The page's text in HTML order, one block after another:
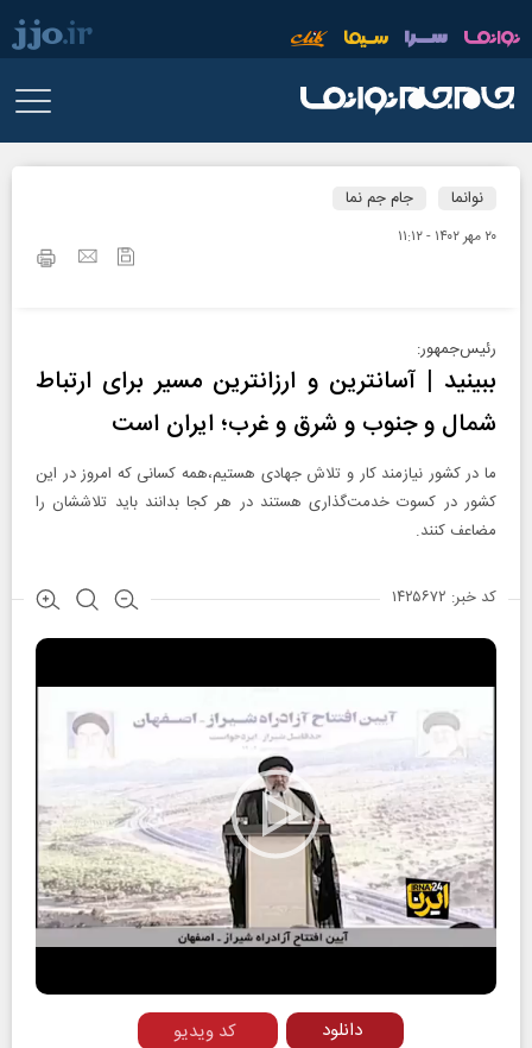
نوانما جام جم نما
۲۰ مهر ۱۴۰۲ - ۱۱:۱۲
رئیس‌جمهور:
ببینید | آسانترین و ارزانترین مسیر برای ارتباط
شمال و جنوب و شرق و غرب؛ ایران است
ما در کشور نیازمند کار و تلاش جهادی هستیم،همه کسانی که امروز در این
کشور در کسوت خدمت‌گذاری هستند در هر کجا بدانند باید تلاششان را
مضاعف کنند.
کد خبر: ۱۴۲۵۶۷۲
Play
Video
کد ویدیو دانلود